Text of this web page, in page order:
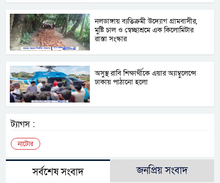
নলডাঙ্গায় ব্যতিক্রমী উদ্যোগ গ্রামবাসীর,
মুষ্টি চাল ও স্বেচ্ছাশ্রমে এক কিলোমিটার
রাস্তা সংস্কার
অসুস্থ রাবি শিক্ষার্থীকে এয়ার অ্যাম্বুলেন্সে
ঢাকায় পাঠানো হলো
ট্যাগস :
নাটোর
সর্বশেষ সংবাদ জনপ্রিয় সংবাদ